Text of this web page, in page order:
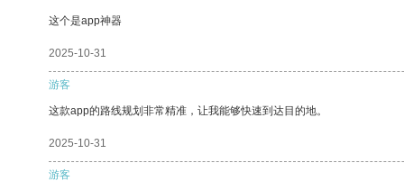
这个是app神器
2025-10-31
游客
这款app的路线规划非常精准，让我能够快速到达目的地。
2025-10-31
游客